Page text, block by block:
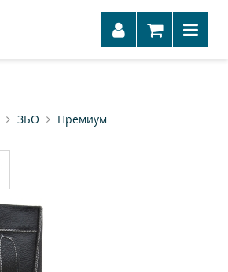
ЗБО Премиум